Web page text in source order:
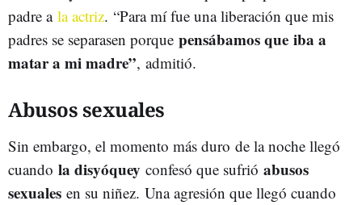
padre a la actriz. “Para mí fue una liberación que mis
padres se separasen porque pensábamos que iba a
matar a mi madre”, admitió.
Abusos sexuales
Sin embargo, el momento más duro de la noche llegó
cuando la disyóquey confesó que sufrió abusos
sexuales en su niñez. Una agresión que llegó cuando